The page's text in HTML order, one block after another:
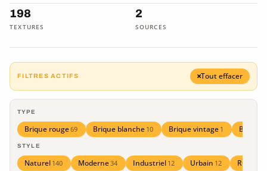
198
TEXTURES
2
SOURCES
FILTRES ACTIFS Tout effacer
TYPE
Brique rouge69 Brique blanche 10 Brique vintage 1 Brique
STYLE
Naturel 140 Moderne 34 Industriel 12 Urbain 12